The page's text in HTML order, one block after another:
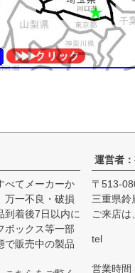
べてメーカーか
万一不良・破損
到着後7日以内に
ックス等一部
で販売中の製品
運営者
513-
三重県鈴
ご来店は
tel
営業時間